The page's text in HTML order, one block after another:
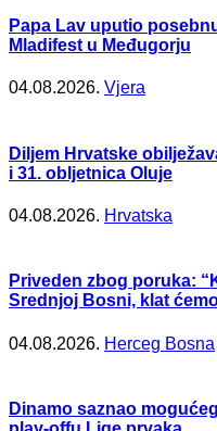
Papa Lav uputio
Mladifest u Međugorju
04.08.2026. Vjera
Diljem Hrvatske
i 31. obljetnica Oluje
04.08.2026. Hrvatska
Priveden zbog poruka:
Srednjoj Bosni, klat
04.08.2026. Herceg Bosna
Dinamo saznao